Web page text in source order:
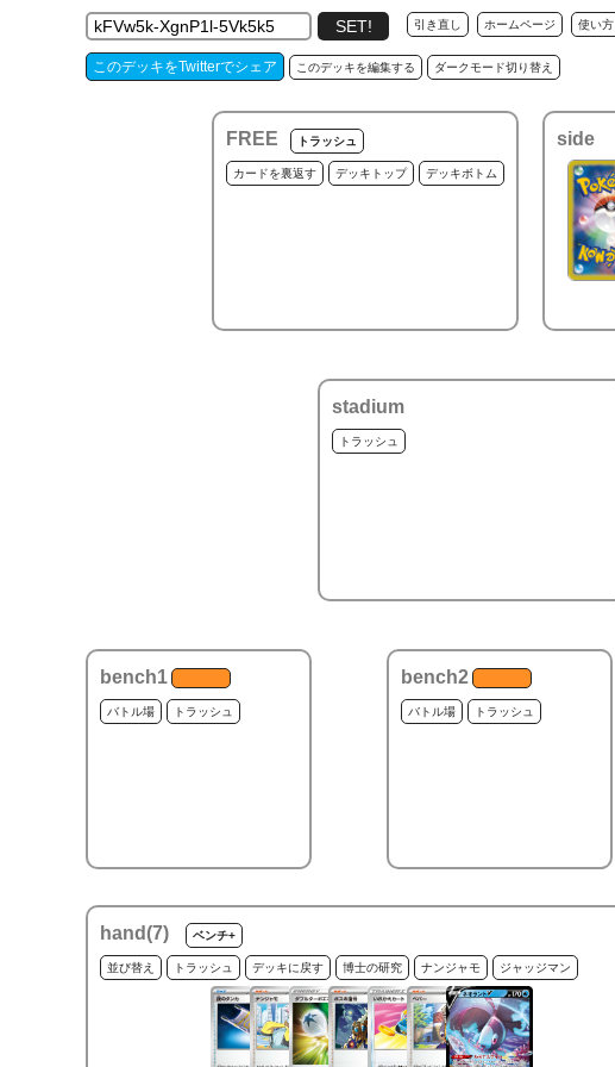
引き直し ホームページ 使い方
このデッキをTwitterでシェア このデッキを編集する ダークモード切り替え
FREE トラッシュ
カードを裏返す デッキトップ デッキボトム
side
stadium
トラッシュ
bench1
バトル場 トラッシュ
bench2
バトル場 トラッシュ
hand(7) ベンチ+
並び替え トラッシュ デッキに戻す 博士の研究 ナンジャモ ジャッジマン